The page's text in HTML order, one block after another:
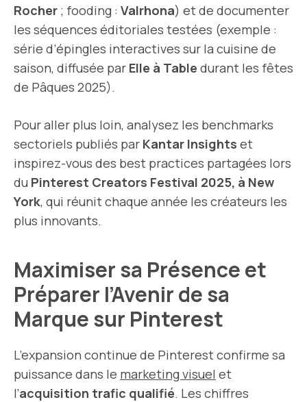
Rocher ; fooding : Valrhona) et de documenter
les séquences éditoriales testées (exemple :
série d’épingles interactives sur la cuisine de
saison, diffusée par Elle à Table durant les fêtes
de Pâques 2025).
Pour aller plus loin, analysez les benchmarks
sectoriels publiés par Kantar Insights et
inspirez-vous des best practices partagées lors
du Pinterest Creators Festival 2025, à New
York, qui réunit chaque année les créateurs les
plus innovants.
Maximiser sa Présence et
Préparer l’Avenir de sa
Marque sur Pinterest
L’expansion continue de Pinterest confirme sa
puissance dans le marketing visuel et
l’acquisition trafic qualifié. Les chiffres